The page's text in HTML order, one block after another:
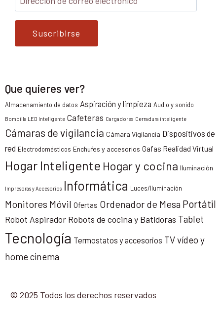
Suscribirse
Que quieres ver?
Almacenamiento de datos Aspiración y limpieza Audio y sonido
Bombilla LED Inteligente Cafeteras Cargadores Cerradura inteligente
Cámaras de vigilancia Cámara Vigilancia Dispositivos de
red Electrodomésticos Enchufes y accesorios Gafas Realidad Virtual
Hogar Inteligente Hogar y cocina Iluminación
Impresoras y Accesorios Informática Luces/Iluminación
Monitores Móvil Ofertas Ordenador de Mesa Portátil
Robot Aspirador Robots de cocina y Batidoras Tablet
Tecnología Termostatos y accesorios TV vídeo y
home cinema
© 2025 Todos los derechos reservados